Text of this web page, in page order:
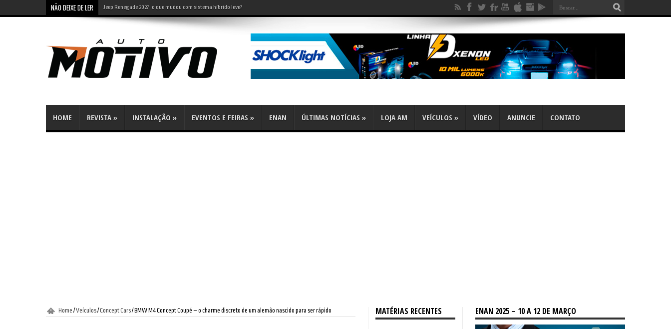
NÃO DEIXE DE LER Jeep Renegade 2027: o que mudou com sistema híbrido leve?
HOME REVISTA » INSTALAÇÃO » EVENTOS E FEIRAS » ENAN ÚLTIMAS NOTÍCIAS » LOJA AM VEÍCULOS » VÍDEO ANUNCIE CONTATO
Home /Veículos/Concept Cars/ BMW M4 Concept Coupé – o charme discreto de um alemão nascido para ser rápido MATÉRIAS RECENTES ENAN 2025 – 10 A 12 DE MARÇO